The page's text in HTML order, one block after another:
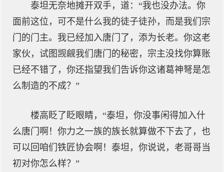
泰坦无奈地摊开双手，道：“我也没办法。你
面前这位，可不是什么我的徒子徒孙，而是我们宗
门的门主。我已经加入唐门了，添为长老。你这老
家伙，试图觊觎我们唐门的秘密，宗主没找你算账
已经不错了，你还指望我们告诉你这诸葛神弩是怎
么制造的不成？”
楼高眨了眨眼睛，“泰坦，你没事闲得加入什
么唐门啊！你力之一族的族长就算做不下去了，也
可以回咱们铁匠协会啊！泰坦，你说说，老哥哥当
初对你怎么样？”